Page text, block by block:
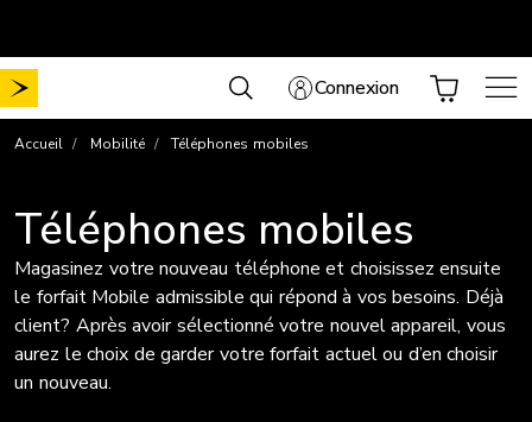
contenu
Connexion
Accueil Mobilité Téléphones mobiles
Téléphones mobiles
Magasinez votre nouveau téléphone et choisissez ensuite
le forfait Mobile admissible qui répond à vos besoins. Déjà
client? Après avoir sélectionné votre nouvel appareil, vous
aurez le choix de garder votre forfait actuel ou d’en choisir
un nouveau.